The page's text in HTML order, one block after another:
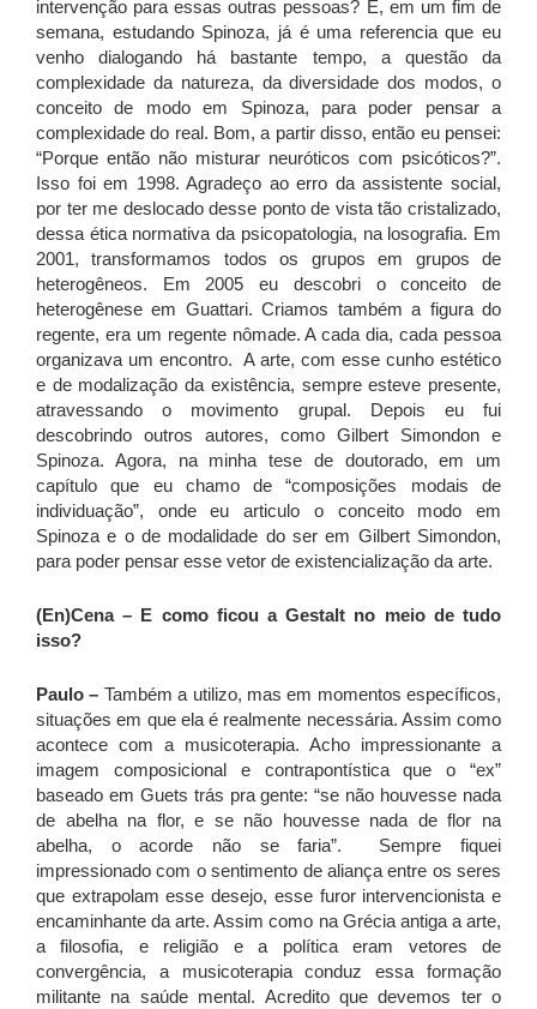
intervenção para essas outras pessoas? E, em um fim de
semana, estudando Spinoza, já é uma referencia que eu
venho dialogando há bastante tempo, a questão da
complexidade da natureza, da diversidade dos modos, o
conceito de modo em Spinoza, para poder pensar a
complexidade do real. Bom, a partir disso, então eu pensei:
“Porque então não misturar neuróticos com psicóticos?”.
Isso foi em 1998. Agradeço ao erro da assistente social,
por ter me deslocado desse ponto de vista tão cristalizado,
dessa ética normativa da psicopatologia, na losografia. Em
2001, transformamos todos os grupos em grupos de
heterogêneos. Em 2005 eu descobri o conceito de
heterogênese em Guattari. Criamos também a figura do
regente, era um regente nômade. A cada dia, cada pessoa
organizava um encontro. A arte, com esse cunho estético
e de modalização da existência, sempre esteve presente,
atravessando o movimento grupal. Depois eu fui
descobrindo outros autores, como Gilbert Simondon e
Spinoza. Agora, na minha tese de doutorado, em um
capítulo que eu chamo de “composições modais de
individuação”, onde eu articulo o conceito modo em
Spinoza e o de modalidade do ser em Gilbert Simondon,
para poder pensar esse vetor de existencialização da arte.
(En)Cena – E como ficou a Gestalt no meio de tudo
isso?
Paulo – Também a utilizo, mas em momentos específicos,
situações em que ela é realmente necessária. Assim como
acontece com a musicoterapia. Acho impressionante a
imagem composicional e contrapontística que o “ex”
baseado em Guets trás pra gente: “se não houvesse nada
de abelha na flor, e se não houvesse nada de flor na
abelha, o acorde não se faria”. Sempre fiquei
impressionado com o sentimento de aliança entre os seres
que extrapolam esse desejo, esse furor intervencionista e
encaminhante da arte. Assim como na Grécia antiga a arte,
a filosofia, e religião e a política eram vetores de
convergência, a musicoterapia conduz essa formação
militante na saúde mental. Acredito que devemos ter o